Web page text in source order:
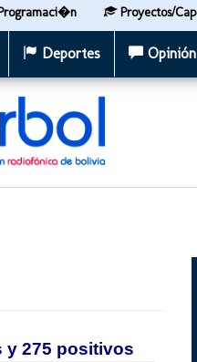
Proyectos/
Deportes Opinión
y 275 positivos